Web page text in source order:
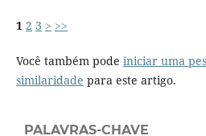
1 2 3 > >>
Você também pode iniciar uma
similaridade para este artigo.
PALAVRAS-CHAVE